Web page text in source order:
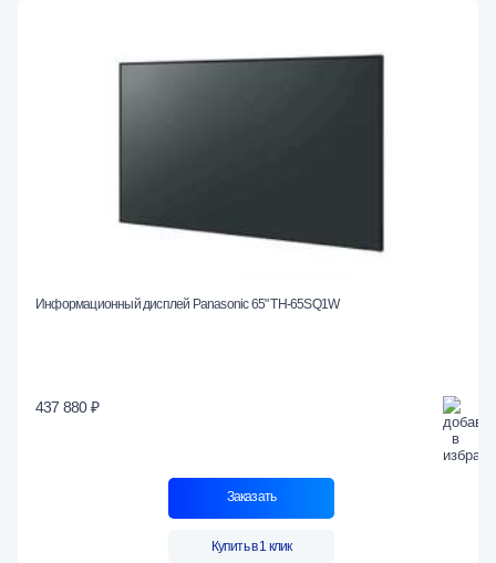
Информационный дисплей Panasonic 65" TH-65SQ1W
437 880 ₽
Заказать
Купить в 1 клик